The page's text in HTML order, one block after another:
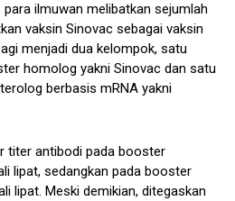
ilmuwan melibatkan sejumlah
vaksin Sinovac sebagai vaksin
menjadi dua kelompok, satu
homolog yakni Sinovac dan satu
berbasis mRNA yakni
titer antibodi pada booster
lipat, sedangkan pada booster
lipat. Meski demikian, ditegaskan